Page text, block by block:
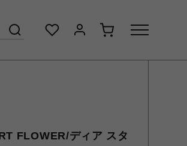
FLOWER/ディア スタ